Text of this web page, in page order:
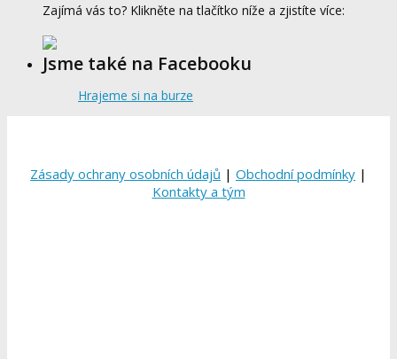
Zajímá vás to? Klikněte na tlačítko níže a zjistíte více:
Jsme také na Facebooku
Hrajeme si na burze
Zásady ochrany osobních údajů | Obchodní podmínky |
Kontakty a tým